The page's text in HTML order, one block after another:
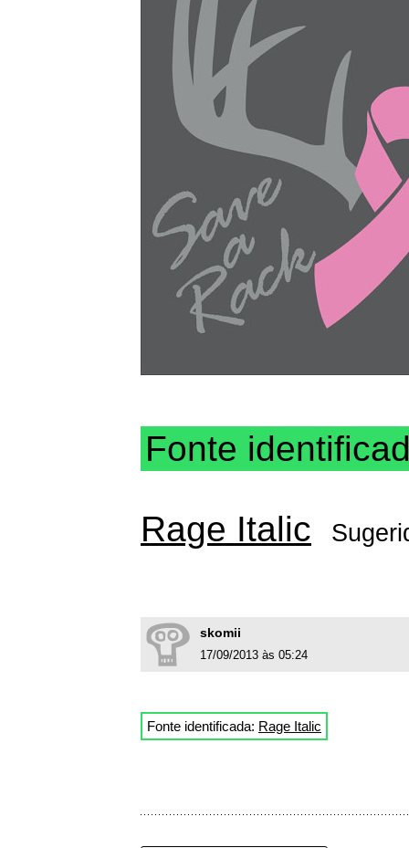
Fonte
Rage Italic
skomii
17/09/2013 às 05:24
Fonte identificada: Rage Italic